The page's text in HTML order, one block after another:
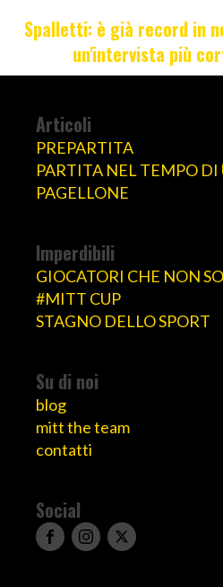
Spalletti: è già record in
un'intervista più
Articoli
PREPARTITA
PARTITA NEL TEMPO DI
PAGELLONE
Imperdibili
GIOCATORI CHE NON
#MITT CUP
STAGNO DELLO SPORT
Su di noi
blog
mitt the team
contatti
Social